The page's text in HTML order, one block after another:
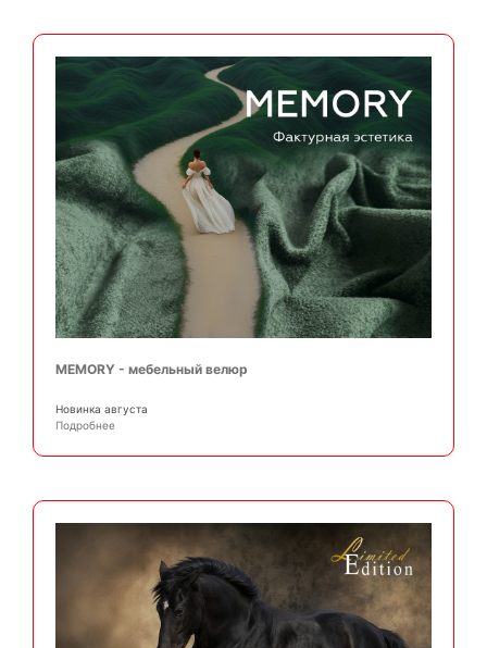
MEMORY - мебельный велюр
Новинка августа
Подробнее